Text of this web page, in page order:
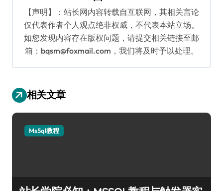
【声明】：站长网内容转载自互联网，其相关言论
仅代表作者个人观点绝非权威，不代表本站立场。
如您发现内容存在版权问题，请提交相关链接至邮
箱：bqsm@foxmail.com，我们将及时予以处理。
相关文章
MsSql教程